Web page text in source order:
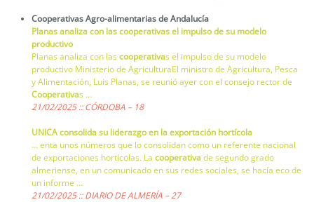
Cooperativas Agro-alimentarias de Andalucía
Planas analiza con las cooperativas el impulso de su modelo
productivo
Planas analiza con lascooperativas el impulso de su modelo
productivo Ministerio de AgriculturaEl ministro de Agricultura, Pesca
y Alimentación, Luis Planas, se reunió ayer con el consejo rector de
Cooperativas …
21/02/2025 :: CÓRDOBA – 18
UNICA consolida su liderazgo en la exportación hortícola
… enta unos números que lo consolidan como un referente nacional
de exportaciones hortícolas. La cooperativade segundo grado
almeriense, en un comunicado en sus redes sociales, se hacía eco de
un informe …
21/02/2025 :: DIARIO DE ALMERÍA – 27